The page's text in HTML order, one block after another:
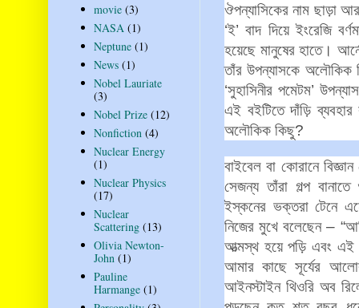
ঔপন্যাসিকের নাম ছাড়া
‘ই’বাদ দিয়ে ইংরেজি
হয়েছে মানুষের হাতে।
তাঁর উপন্যাসকে অলৌকিক
‘সুহাসিনীর পমেটম’ উপন্যাস
এই বইটিতে দাঁড়ি ব্যবহার
অলৌকিক কিছু?
বাইবেল বা কোরানে বিজ্ঞান
সেজন্য তাঁরা গল্প বানাতে
ইস্‌কনের ভক্তরা টেনে
নিজের মুখে বলেছেন– “
আত্মস্থ হয়ে পড়ি এবং এই
আমার কাছে সূর্যের
আইনস্টাইন থিওরি অব
movie (3)
NASA (1)
Neptune (1)
News (1)
Nobel Lauriate
(3)
Nobel Prize (12)
Nonfiction (4)
Nuclear Energy
(1)
Nuclear Physics
(17)
Nuclear
Scattering (13)
Olivia Newton-
John (1)
Pauline
Harmange (1)